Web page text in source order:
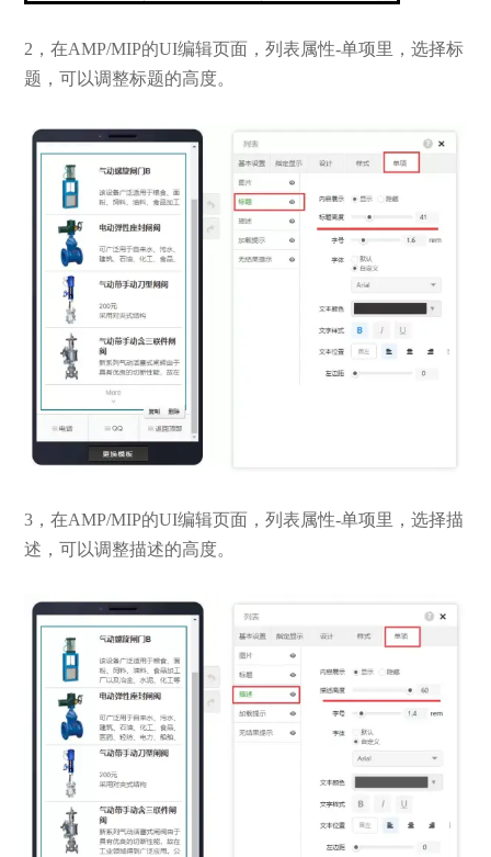
2，在AMP/MIP的UI编辑页面，列表属性-单项里，选择标
题，可以调整标题的高度。
3，在AMP/MIP的UI编辑页面，列表属性-单项里，选择描
述，可以调整描述的高度。